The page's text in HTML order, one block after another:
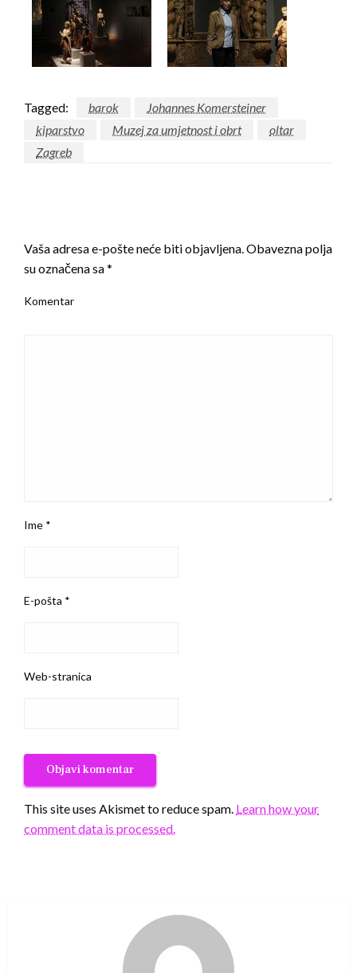
Tagged: barok
Johannes Komersteiner
kiparstvo
Muzej za umjetnost i obrt
oltar
Zagreb
Vaša adresa e-pošte neće biti objavljena.Obavezna polja
su označena sa*
Komentar
Ime *
E-pošta *
Web-stranica
This site uses Akismet to reduce spam. Learn how your
comment data is processed.